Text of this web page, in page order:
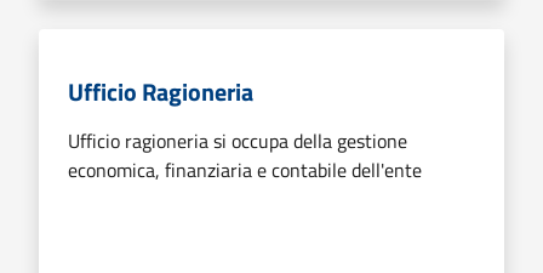
Ufficio Ragioneria
Ufficio ragioneria si occupa della gestione
economica, finanziaria e contabile dell'ente